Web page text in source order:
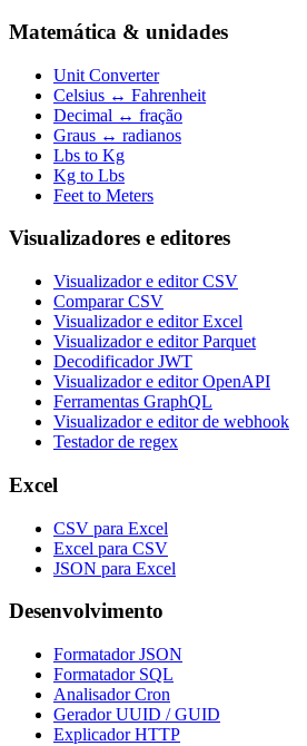
Matemática & unidades
Unit Converter
Celsius ↔ Fahrenheit
Decimal ↔ fração
Graus ↔ radianos
Lbs to Kg
Kg to Lbs
Feet to Meters
Visualizadores e editores
Visualizador e editor CSV
Comparar CSV
Visualizador e editor Excel
Visualizador e editor Parquet
Decodificador JWT
Visualizador e editor OpenAPI
Ferramentas GraphQL
Visualizador e editor de webhook
Testador de regex
Excel
CSV para Excel
Excel para CSV
JSON para Excel
Desenvolvimento
Formatador JSON
Formatador SQL
Analisador Cron
Gerador UUID / GUID
Explicador HTTP